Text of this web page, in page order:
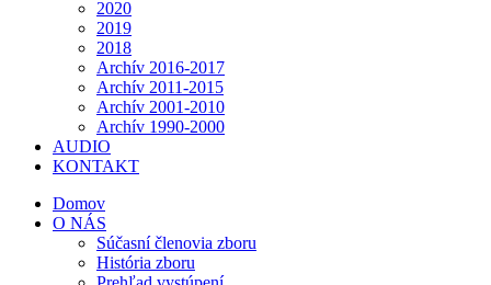
2020
2019
2018
Archív 2016-2017
Archív 2011-2015
Archív 2001-2010
Archív 1990-2000
AUDIO
KONTAKT
Domov
O NÁS
Súčasní členovia zboru
História zboru